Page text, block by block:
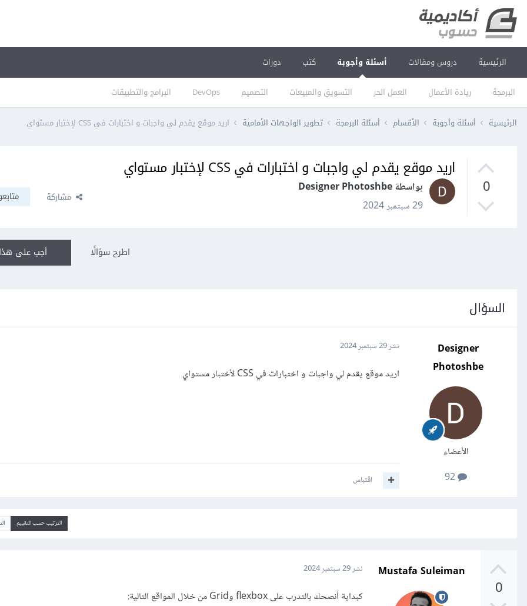
الرئيسية دروس ومقالات أسئلة وأجوبة
البرمجة ريادة الأعمال العمل الحر التسويق والمبيعات التصميم DevOps البرامج والتطبيقات
كتب دورات
الرئيسية أسئلة وأجوبة الأقسام أسئلة البرمجة تطوير الواجهات الأمامية اريد موقع يقدم لي واجبات و اختبارات في CSS لإختبار مستواي
0
اريد موقع يقدم لي واجبات و اختبارات في CSS لإختبار مستواي
بواسطة Designer Photoshbe
29 سبتمبر 2024
مشاركة
أجب على اطرح سؤالًا
السؤال
Designer
Photoshbe
الأعضاء
نشر29 سبتمبر 2024
اريد موقع يقدم لي واجبات و اختبارات في CSS لأختبار مستواي
اقتباس
الترتيب حسب التقييم
0
Mustafa Suleiman نشر29 سبتمبر 2024
كبداية أنصحك بالتدرب على flexbox وGrid من خلال المواقع التالية: